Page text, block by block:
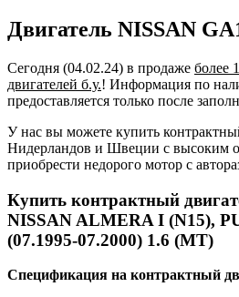
Двигатель NISSAN
Сегодня (04.02.24) в продаже более
двигателей б.у.! Информация по
предоставляется только после
У нас вы можете купить
Нидерландов и Швеции с высоким
приобрести недорого мотор с
Купить контрактный
NISSAN ALMERA I (N15),
(07.1995-07.2000) 1.6 (MT)
Спецификация на контрактный